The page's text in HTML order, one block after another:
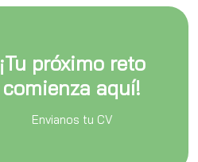
¡Tu próximo reto
comienza aquí!
Envianos tu CV